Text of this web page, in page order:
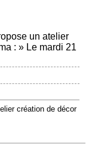
un atelier
: » Le mardi 21
création de décor